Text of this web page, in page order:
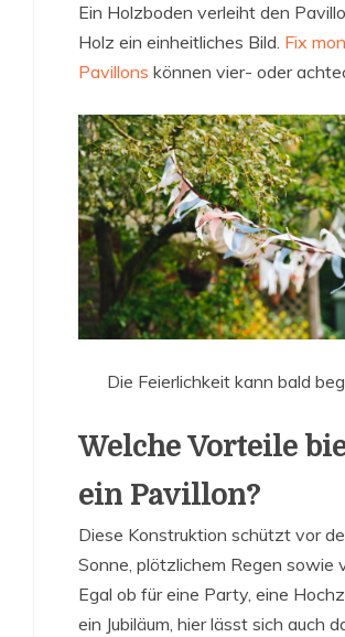
Ein Holzboden verleiht den
Holz ein einheitliches Bild. Fix
Pavillons können vier- oder
Die Feierlichkeit kann bald
Welche Vorteile
ein Pavillon?
Diese Konstruktion schützt vor
Sonne, plötzlichem Regen sowie
Egal ob für eine Party, eine
ein Jubiläum, hier lässt sich auch